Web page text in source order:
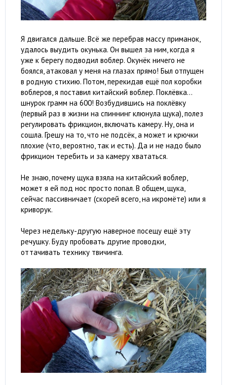
Я двигался дальше. Всё же перебрав массу приманок,
удалось выудить окунька. Он вышел за ним, когда я
уже к берегу подводил воблер. Окунёк ничего не
боялся, атаковал у меня на глазах прямо! Был отпущен
в родную стихию. Потом, перекидав ещё пол коробки
воблеров, я поставил китайский воблер. Поклёвка…
шнурок грамм на 600! Возбудившись на поклёвку
(первый раз в жизни на спиннинг клюнула щука), полез
регулировать фрикцион, включать камеру. Ну, она и
сошла. Грешу на то, что не подсёк, а может и крючки
плохие (что, вероятно, так и есть). Да и не надо было
фрикцион теребить и за камеру хвататься.
Не знаю, почему щука взяла на китайский воблер,
может я ей под нос просто попал. В общем, щука,
сейчас пассивничает (скорей всего, на икромёте) или я
криворук.
Через недельку-другую наверное посещу ещё эту
речушку. Буду пробовать другие проводки,
оттачивать технику твичинга.